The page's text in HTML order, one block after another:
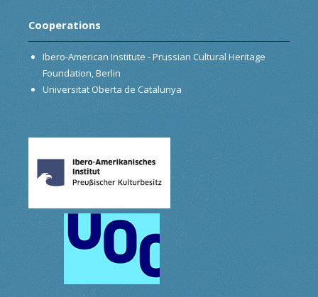
Cooperations
Ibero-American Institute - Prussian Cultural Heritage
Foundation, Berlin
Universitat Oberta de Catalunya